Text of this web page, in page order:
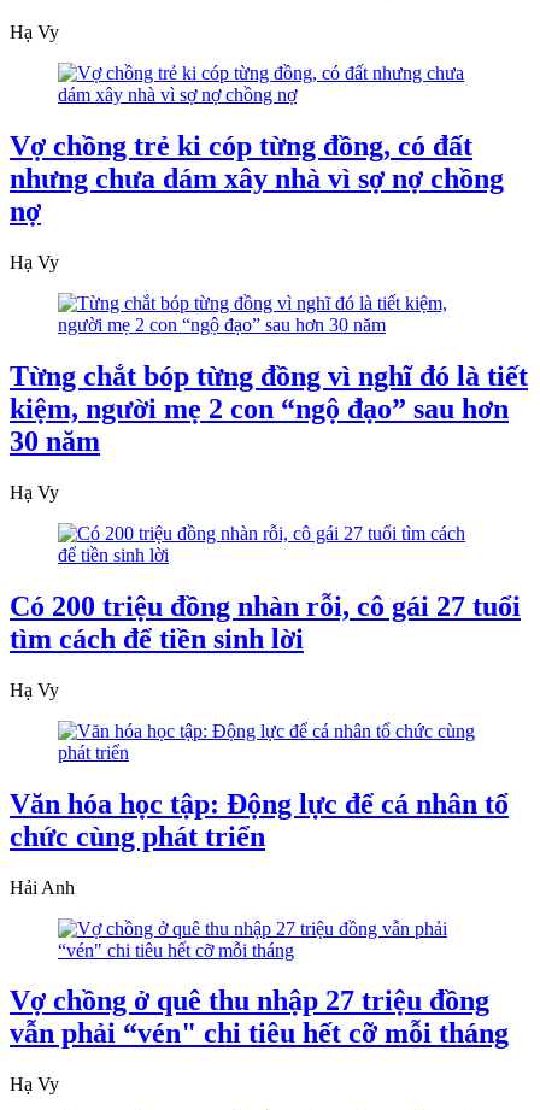
Hạ Vy
Vợ chồng trẻ ki cóp từng đồng, có đất
nhưng chưa dám xây nhà vì sợ nợ chồng
nợ
Hạ Vy
Từng chắt bóp từng đồng vì nghĩ đó là tiết
kiệm, người mẹ 2 con “ngộ đạo” sau hơn
30 năm
Hạ Vy
Có 200 triệu đồng nhàn rỗi, cô gái 27 tuổi
tìm cách để tiền sinh lời
Hạ Vy
Văn hóa học tập: Động lực để cá nhân tổ
chức cùng phát triển
Hải Anh
Vợ chồng ở quê thu nhập 27 triệu đồng
vẫn phải “vén" chi tiêu hết cỡ mỗi tháng
Hạ Vy